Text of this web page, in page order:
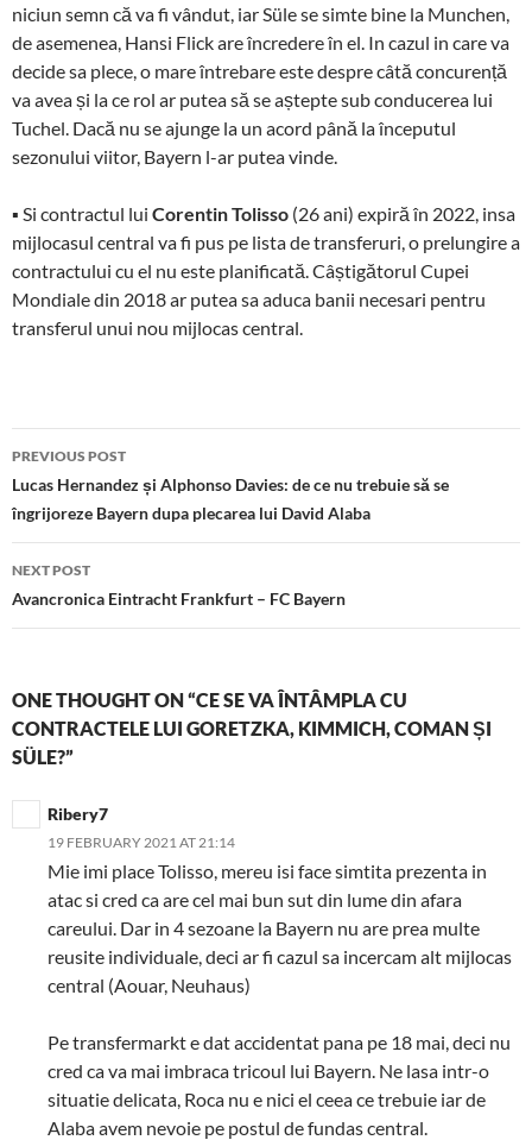
niciun semn că va fi vândut, iar Süle se simte bine la Munchen,
de asemenea, Hansi Flick are încredere în el. In cazul in care va
decide sa plece, o mare întrebare este despre câtă concurență
va avea și la ce rol ar putea să se aștepte sub conducerea lui
Tuchel. Dacă nu se ajunge la un acord până la începutul
sezonului viitor, Bayern l-ar putea vinde.
▪ Si contractul lui Corentin Tolisso (26 ani) expiră în 2022, insa
mijlocasul central va fi pus pe lista de transferuri, o prelungire a
contractului cu el nu este planificată. Câștigătorul Cupei
Mondiale din 2018 ar putea sa aduca banii necesari pentru
transferul unui nou mijlocas central.
Post
navigation
PREVIOUS POST
Lucas Hernandez și Alphonso Davies: de ce nu trebuie să se
îngrijoreze Bayern dupa plecarea lui David Alaba
NEXT POST
Avancronica Eintracht Frankfurt – FC Bayern
ONE THOUGHT ON “CE SE VA ÎNTÂMPLA CU
CONTRACTELE LUI GORETZKA, KIMMICH, COMAN ȘI
SÜLE?”
Ribery7
19 FEBRUARY 2021 AT 21:14
Mie imi place Tolisso, mereu isi face simtita prezenta in
atac si cred ca are cel mai bun sut din lume din afara
careului. Dar in 4 sezoane la Bayern nu are prea multe
reusite individuale, deci ar fi cazul sa incercam alt mijlocas
central (Aouar, Neuhaus)
Pe transfermarkt e dat accidentat pana pe 18 mai, deci nu
cred ca va mai imbraca tricoul lui Bayern. Ne lasa intr-o
situatie delicata, Roca nu e nici el ceea ce trebuie iar de
Alaba avem nevoie pe postul de fundas central.